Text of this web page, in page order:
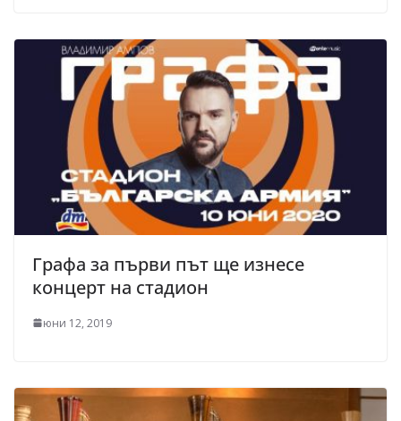
Графа за първи път ще изнесе
концерт на стадион
юни 12, 2019